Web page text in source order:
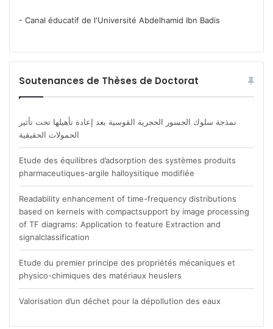
- Canal éducatif de l'Université Abdelhamid Ibn Badis
Soutenances de Thèses de Doctorat
نمذجة سلوك الجسور الحجرية القوسية بعد إعادة تأهيلها تحت تأثير
الحمولات الحقيقية
Etude des équilibres d’adsorption des systèmes produits
pharmaceutiques-argile halloysitique modifiée
Readability enhancement of time-frequency distributions
based on kernels with compactsupport by image processing
of TF diagrams: Application to feature Extraction and
signalclassification
Etude du premier principe des propriétés mécaniques et
physico-chimiques des matériaux heuslers
Valorisation d’un déchet pour la dépollution des eaux